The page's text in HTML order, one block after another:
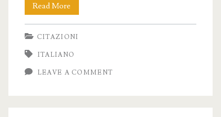
Read More
sul
Tempo
–
Riflessioni
CITAZIONI
ITALIANO
LEAVE A COMMENT